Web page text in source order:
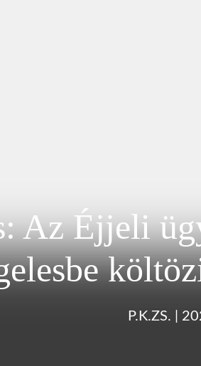
Az Éjjeli
P.K.ZS.